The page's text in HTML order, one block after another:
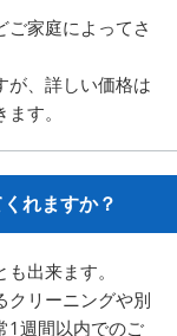
家庭によってさ
が、詳しい価格は
す。
れますか？
出来ます。
クリーニングや別
1週間以内でのご